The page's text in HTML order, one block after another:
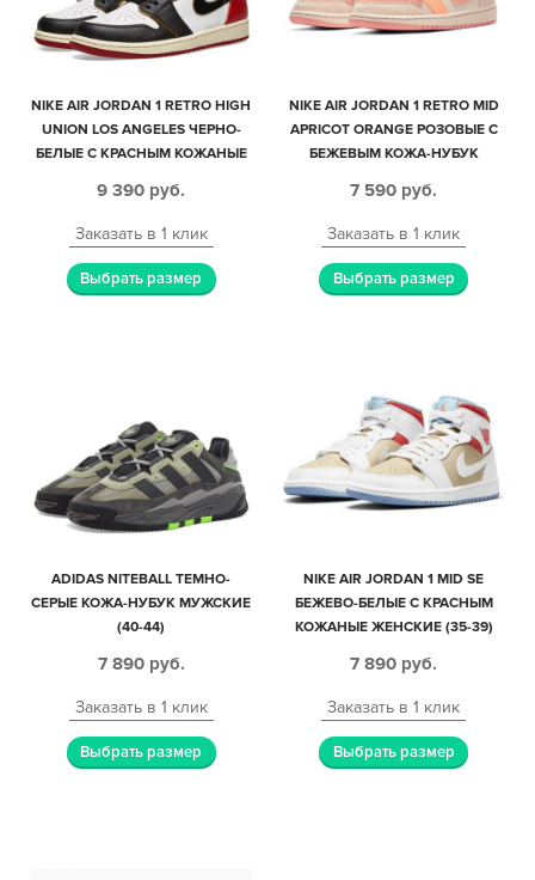
NIKE AIR JORDAN 1 RETRO HIGH
UNION LOS ANGELES ЧЕРНО-
БЕЛЫЕ С КРАСНЫМ КОЖАНЫЕ
9 390 руб.
Заказать в 1 клик
Выбрать размер
NIKE AIR JORDAN 1 RETRO MID
APRICOT ORANGE РОЗОВЫЕ С
БЕЖЕВЫМ КОЖА-НУБУК
7 590 руб.
Заказать в 1 клик
Выбрать размер
ADIDAS NITEBALL ТЕМНО-
СЕРЫЕ КОЖА-НУБУК МУЖСКИЕ
(40-44)
7 890 руб.
Заказать в 1 клик
Выбрать размер
NIKE AIR JORDAN 1 MID SE
БЕЖЕВО-БЕЛЫЕ С КРАСНЫМ
КОЖАНЫЕ ЖЕНСКИЕ (35-39)
7 890 руб.
Заказать в 1 клик
Выбрать размер